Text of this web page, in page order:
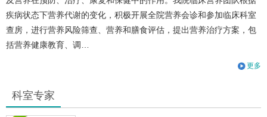
疾病状态下营养代谢的变化，积极开展全院营养会诊和参加临床科室
查房，进行营养风险筛查、营养和膳食评估，提出营养治疗方案，包
括营养健康教育、调…
更多
科室专家